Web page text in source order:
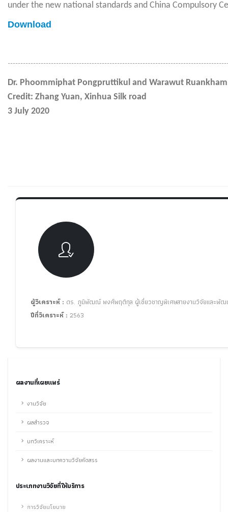
under the new national standards and China Compulsory
Download
Dr. Phoommiphat Pongpruttikul and Warawut Ruankham
Credit: Zhang Yuan, Xinhua Silk road
3 July 2020
ผู้วิเคราะห์ : ดร. ภูมิพัฒณ์ พงศ์พฤติกุล ผู้เชี่ยวชาญพิเศษสายงานวิจัยและพัฒ
ปีที่วิเคราะห์ : 2563
ผลงานที่เผยแพร่
งานวิจัย
ผลสำรวจ
บทวิเคราะห์
ผลงานและบทความวิจัยคัดสรร
ประเภทงานวิจัยที่ให้บริการ
การวิจัยนโยบาย